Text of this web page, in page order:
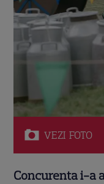
VEZI FOTO
Concurenta i-a